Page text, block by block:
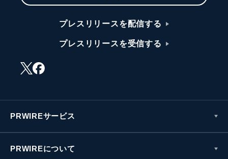
プレスリリースを配信する
プレスリリースを受信する
PRWIREサービス
PRWIREについて